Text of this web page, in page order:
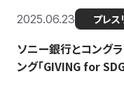
2025.06.23 プレス
ソニー銀行とコング
ング「GIVING for